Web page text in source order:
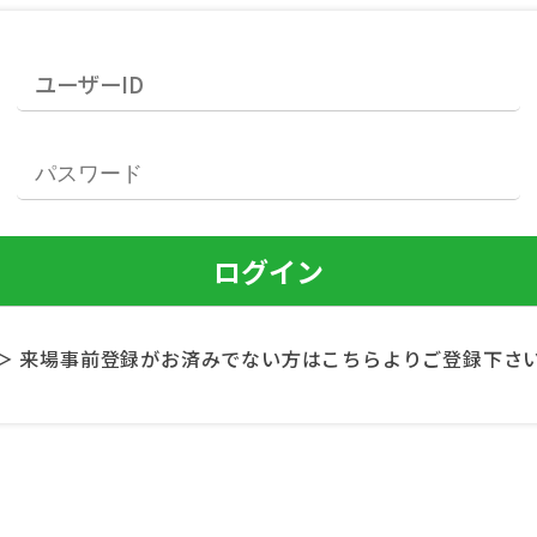
来場事前登録がお済みでない方はこちらよりご登録下さ